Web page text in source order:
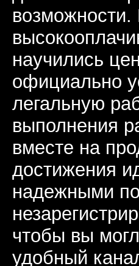
возможности.
научились
официально
легальную
выполнения
вместе на
достижения
надежными
чтобы вы
удобный